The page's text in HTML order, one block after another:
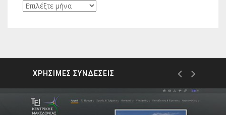
Ιστορικό
ΧΡΗΣΙΜΕΣ ΣΥΝΔΕΣΕΙΣ